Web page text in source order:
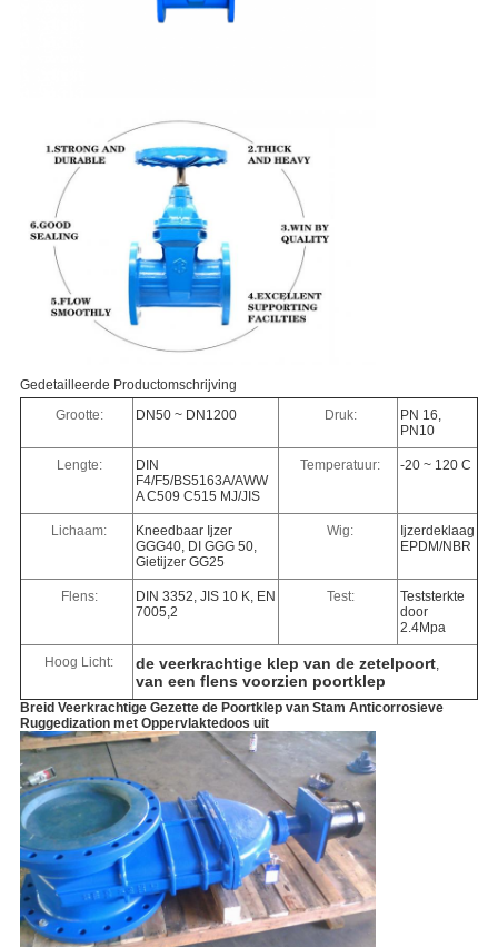
Gedetailleerde Productomschrijving
Grootte:
DN50 ~ DN1200 Druk:
PN 16,
PN10
Lengte:
DIN
F4/F5/BS5163A/AWW
A C509 C515 MJ/JIS
Temperatuur: -20 ~ 120 C
Lichaam:
Kneedbaar Ijzer
GGG40, DI GGG 50,
Gietijzer GG25
Wig:
Ijzerdeklaag
EPDM/NBR
Flens:
DIN 3352, JIS 10 K, EN
7005,2
Test:
Teststerkte
door
2.4Mpa
Hoog Licht: de veerkrachtige klep van de zetelpoort,
van een flens voorzien poortklep
Breid Veerkrachtige Gezette de Poortklep van Stam Anticorrosieve
Ruggedization met Oppervlaktedoos uit